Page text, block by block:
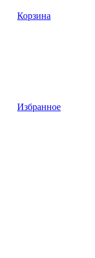
Корзина
Избранное